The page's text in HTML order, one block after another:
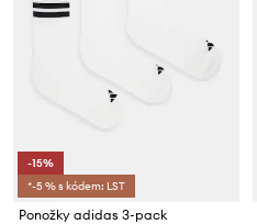
-15%
*-5 % s kódem: LST
Ponožky adidas 3-pack